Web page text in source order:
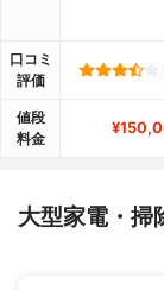
口コミ
評価
値段
料金
大型家電・掃